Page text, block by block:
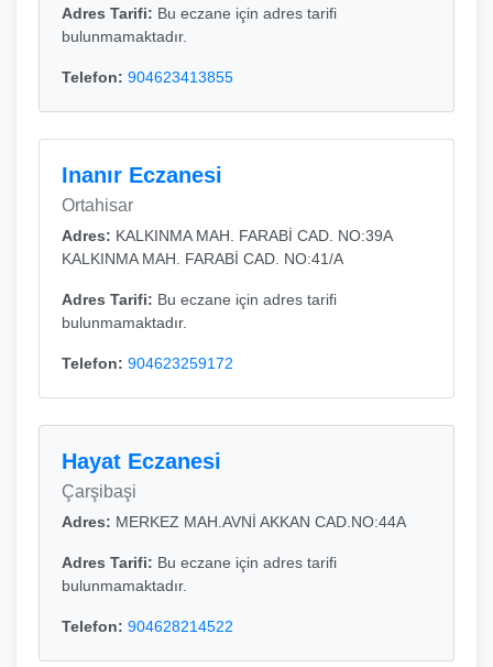
Adres Tarifi: Bu eczane için adres tarifi
bulunmamaktadır.
Telefon: 904623413855
Inanır Eczanesi
Ortahisar
Adres: KALKINMA MAH. FARABİ CAD. NO:39A
KALKINMA MAH. FARABİ CAD. NO:41/A
Adres Tarifi: Bu eczane için adres tarifi
bulunmamaktadır.
Telefon: 904623259172
Hayat Eczanesi
Çarşibaşi
Adres: MERKEZ MAH.AVNİ AKKAN CAD.NO:44A
Adres Tarifi: Bu eczane için adres tarifi
bulunmamaktadır.
Telefon: 904628214522